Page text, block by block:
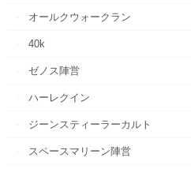
オールクウォークラン
40k
ゼノス陣営
ハーレクイン
ジーンスティーラーカルト
スペースマリーン陣営